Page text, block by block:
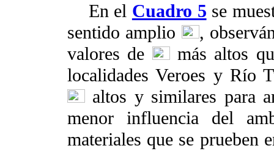
En el Cuadro 5 se
sentido amplio
,
valores de
más altos
localidades Veroes y Río
altos y similares para
menor influencia del
materiales que se prueben